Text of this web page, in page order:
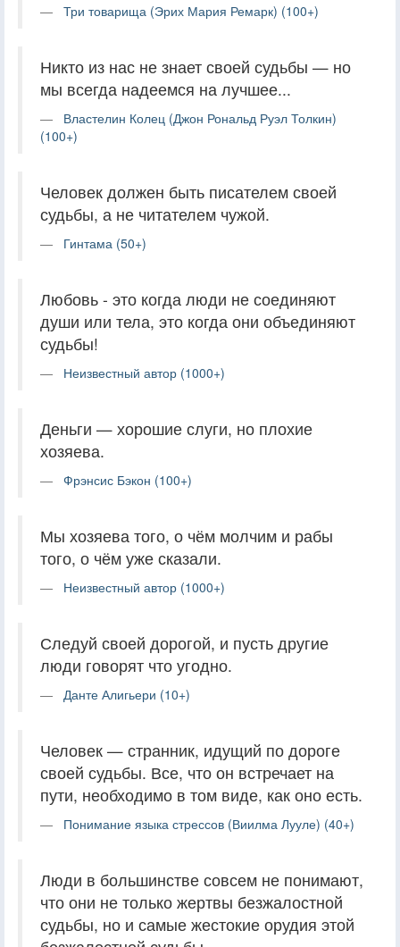
Три товарища (Эрих Мария Ремарк) (100+)
Никто из нас не знает своей судьбы — но
мы всегда надеемся на лучшее...
Властелин Колец (Джон Рональд Руэл Толкин)
(100+)
Человек должен быть писателем своей
судьбы, а не читателем чужой.
Гинтама (50+)
Любовь - это когда люди не соединяют
души или тела, это когда они объединяют
судьбы!
Неизвестный автор (1000+)
Деньги — хорошие слуги, но плохие
хозяева.
Фрэнсис Бэкон (100+)
Мы хозяева того, о чём молчим и рабы
того, о чём уже сказали.
Неизвестный автор (1000+)
Следуй своей дорогой, и пусть другие
люди говорят что угодно.
Данте Алигьери (10+)
Человек — странник, идущий по дороге
своей судьбы. Все, что он встречает на
пути, необходимо в том виде, как оно есть.
Понимание языка стрессов (Виилма Лууле) (40+)
Люди в большинстве совсем не понимают,
что они не только жертвы безжалостной
судьбы, но и самые жестокие орудия этой